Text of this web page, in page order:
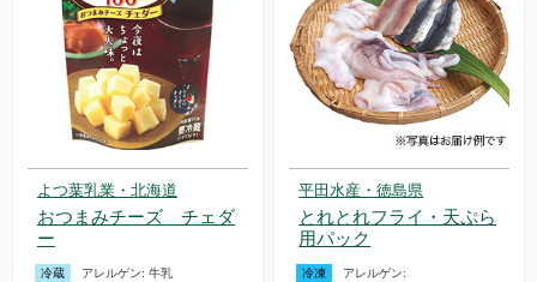
よつ葉乳業・北海道
おつまみチーズ チェダ
ー
冷蔵 アレルゲン: 牛乳
平田水産・徳島県
とれとれフライ・天ぷら
用パック
冷凍 アレルゲン: